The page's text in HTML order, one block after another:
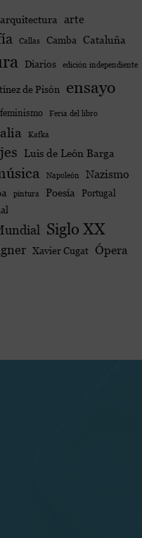
arquitectura arte
Callas Camba Cataluña
Diarios edición independiente
de Pisón ensayo
feminismo Feria del libro
Kafka
Luis de León Barga
Napoleón Nazismo
pintura Poesía Portugal
Siglo XX
Xavier Cugat Ópera